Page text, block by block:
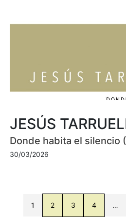
JESÚS
Donde habita el silencio
30/03/2026
1 2 3 4 …